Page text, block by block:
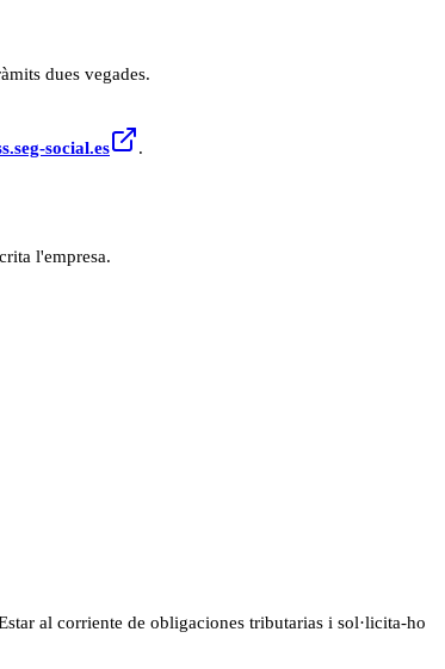
dues vegades.
social.es .
l'empresa.
al corriente de obligaciones tributarias i sol·licita-ho